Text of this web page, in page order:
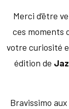
Merci d’être
ces moments
votre curiosité
édition de
Bravissimo